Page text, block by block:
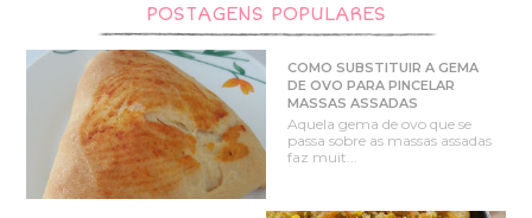
POSTAGENS POPULARES
COMO SUBSTITUIR A GEMA
DE OVO PARA PINCELAR
MASSAS ASSADAS
Aquela gema de ovo que se
passa sobre as massas assadas
faz muit...